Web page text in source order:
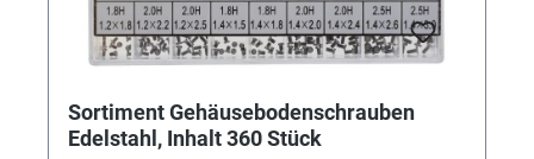
Sortiment Gehäusebodenschrauben
Edelstahl, Inhalt 360 Stück